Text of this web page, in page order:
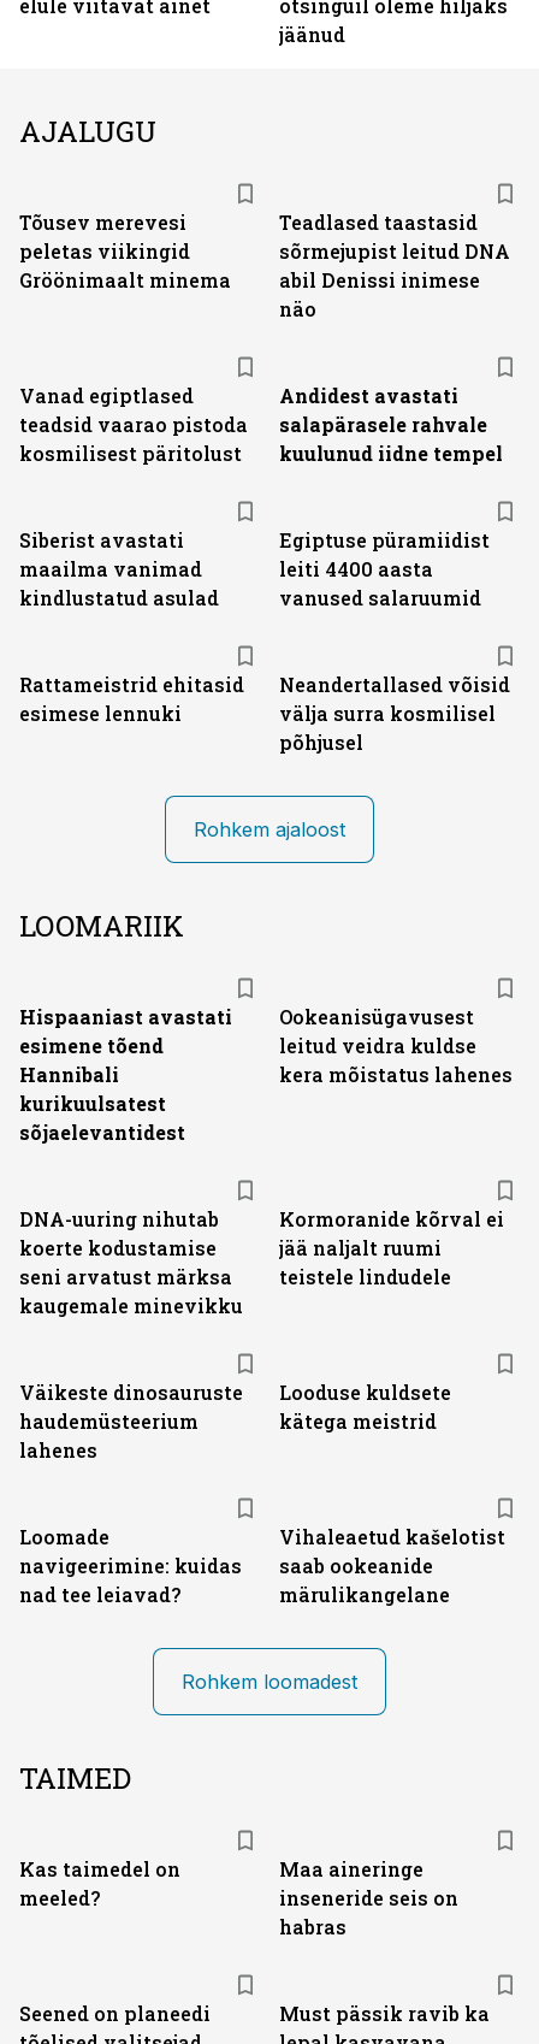
elule viitavat ainet
otsinguil oleme hiljaks
jäänud
AJALUGU
Tõusev merevesi
peletas viikingid
Gröönimaalt minema
Teadlased taastasid
sõrmejupist leitud DNA
abil Denissi inimese
näo
Vanad egiptlased
teadsid vaarao pistoda
kosmilisest päritolust
Andidest avastati
salapärasele rahvale
kuulunud iidne tempel
Siberist avastati
maailma vanimad
kindlustatud asulad
Egiptuse püramiidist
leiti 4400 aasta
vanused salaruumid
Rattameistrid ehitasid
esimese lennuki
Neandertallased võisid
välja surra kosmilisel
põhjusel
Rohkem ajaloost
LOOMARIIK
Hispaaniast avastati
esimene tõend
Hannibali
kurikuulsatest
sõjaelevantidest
Ookeanisügavusest
leitud veidra kuldse
kera mõistatus lahenes
DNA-uuring nihutab
koerte kodustamise
seni arvatust märksa
kaugemale minevikku
Kormoranide kõrval ei
jää naljalt ruumi
teistele lindudele
Väikeste dinosauruste
haudemüsteerium
lahenes
Looduse kuldsete
kätega meistrid
Loomade
navigeerimine: kuidas
nad tee leiavad?
Vihaleaetud kašelotist
saab ookeanide
märulikangelane
Rohkem loomadest
TAIMED
Kas taimedel on
meeled?
Maa aineringe
inseneride seis on
habras
Seened on planeedi
Must pässik ravib ka